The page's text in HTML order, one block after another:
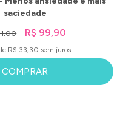
saciedade
R$ 99,90
R$ 33,30 sem juros
COMPRAR